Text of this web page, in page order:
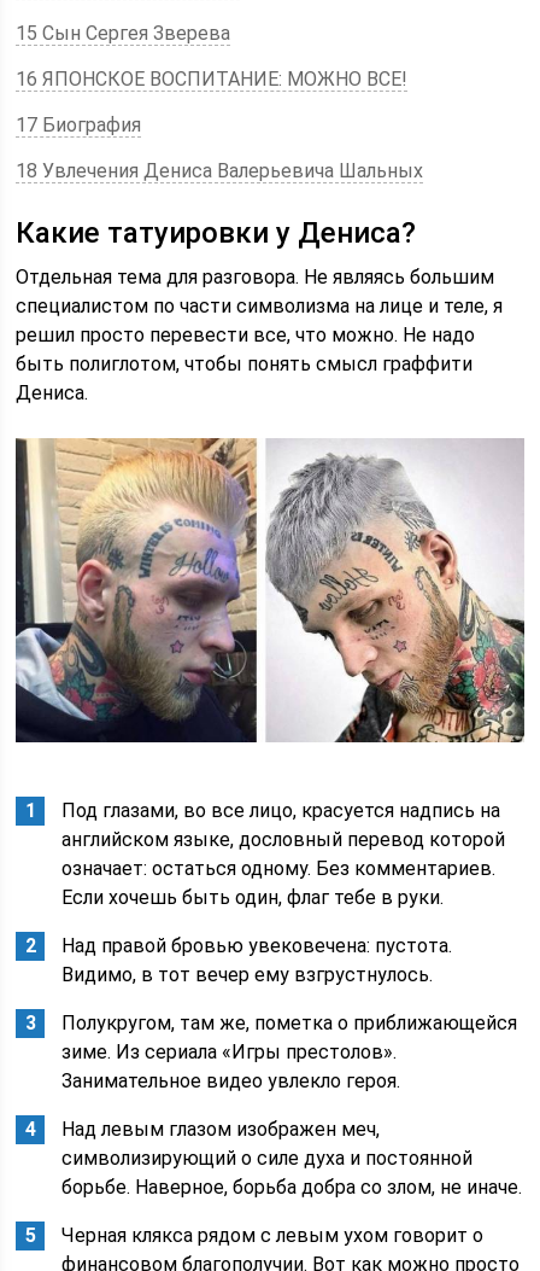
15 Сын Сергея Зверева
16 ЯПОНСКОЕ ВОСПИТАНИЕ: МОЖНО ВСЕ!
17 Биография
18 Увлечения Дениса Валерьевича Шальных
Какие татуировки у Дениса?
Отдельная тема для разговора. Не являясь большим
специалистом по части символизма на лице и теле, я
решил просто перевести все, что можно. Не надо
быть полиглотом, чтобы понять смысл граффити
Дениса.
Под глазами, во все лицо, красуется надпись на
английском языке, дословный перевод которой
означает: остаться одному. Без комментариев.
Если хочешь быть один, флаг тебе в руки.
Над правой бровью увековечена: пустота.
Видимо, в тот вечер ему взгрустнулось.
Полукругом, там же, пометка о приближающейся
зиме. Из сериала «Игры престолов».
Занимательное видео увлекло героя.
Над левым глазом изображен меч,
символизирующий о силе духа и постоянной
борьбе. Наверное, борьба добра со злом, не иначе.
Черная клякса рядом с левым ухом говорит о
финансовом благополучии. Вот как можно просто